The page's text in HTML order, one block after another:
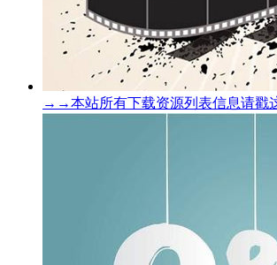
→→本站所有下载资源列表信息请戳